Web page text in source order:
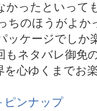
かったといって
ちのほうがよか
ッケージでしか
もネタバレ御免
を心ゆくまでお
ピンナップ